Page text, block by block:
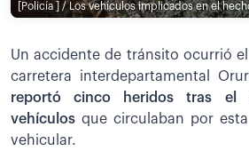
[Policía ] / Los vehículos implicados en el
Un accidente de tránsito ocurrió
carretera interdepartamental
reportó cinco heridos tras el
vehículos que circulaban por
vehicular.